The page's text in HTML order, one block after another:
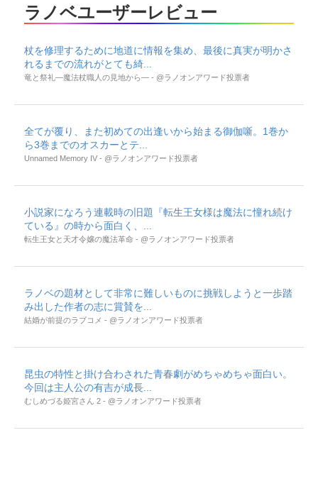
ラノベユーザーレビュー
杖を修理するために地道に情報を集め、最後に真実が明かさ
れるまでの流れがとても綺...
竜と祭礼―魔法杖職人の見地から― - @ラノオンアワード投票者
全てが覆り、また初めての出逢いから始まる御伽噺。1巻か
ら3巻までのオスカーとテ...
Unnamed Memory IV - @ラノオンアワード投票者
小説家になろう連載時の旧題『転生王女様は魔法に憧れ続け
ている』の時から面白く、...
転生王女と天才令嬢の魔法革命 - @ラノオンアワード投票者
ラノベの題材として非常に難しいものに挑戦しようと一歩踏
み出した作者の志に賞賛を...
結婚が前提のラブコメ - @ラノオンアワード投票者
昆虫の特性と掛け合わされた青春劇がめちゃめちゃ面白い。
今回は主人公の有吉が成長...
むしめづる姫宮さん 2 - @ラノオンアワード投票者